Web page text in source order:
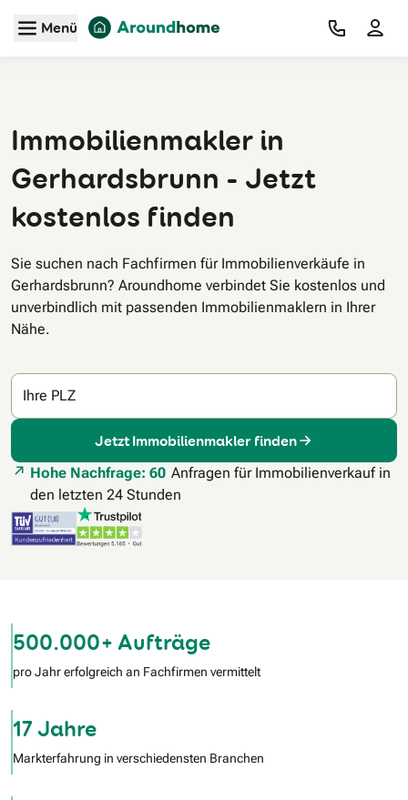
Zum Hauptinhalt
Menü
Immobilienmakler in
Gerhardsbrunn - Jetzt
kostenlos finden
Sie suchen nach Fachfirmen für Immobilienverkäufe in
Gerhardsbrunn? Aroundhome verbindet Sie kostenlos und
unverbindlich mit passenden Immobilienmaklern in Ihrer
Nähe.
Ihre PLZ
Jetzt Immobilienmakler finden
Hohe Nachfrage: 60 Anfragen für Immobilienverkauf in
den letzten 24 Stunden
500.000+ Aufträge
pro Jahr erfolgreich an Fachfirmen vermittelt
17 Jahre
Markterfahrung in verschiedensten Branchen